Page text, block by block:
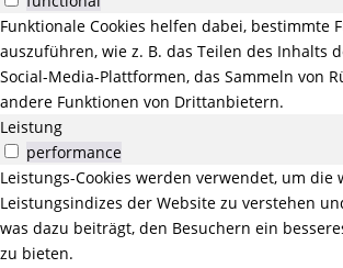
Funktionale Cookies helfen dabei, bestimmte
auszuführen, wie z. B. das Teilen des Inhalts
Social-Media-Plattformen, das Sammeln von
andere Funktionen von Drittanbietern.
Leistung
performance
Leistungs-Cookies werden verwendet, um die
Leistungsindizes der Website zu verstehen
was dazu beiträgt, den Besuchern ein
zu bieten.